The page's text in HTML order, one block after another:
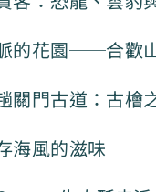
的花園──合歡
關門古道：古檜
海風的滋味